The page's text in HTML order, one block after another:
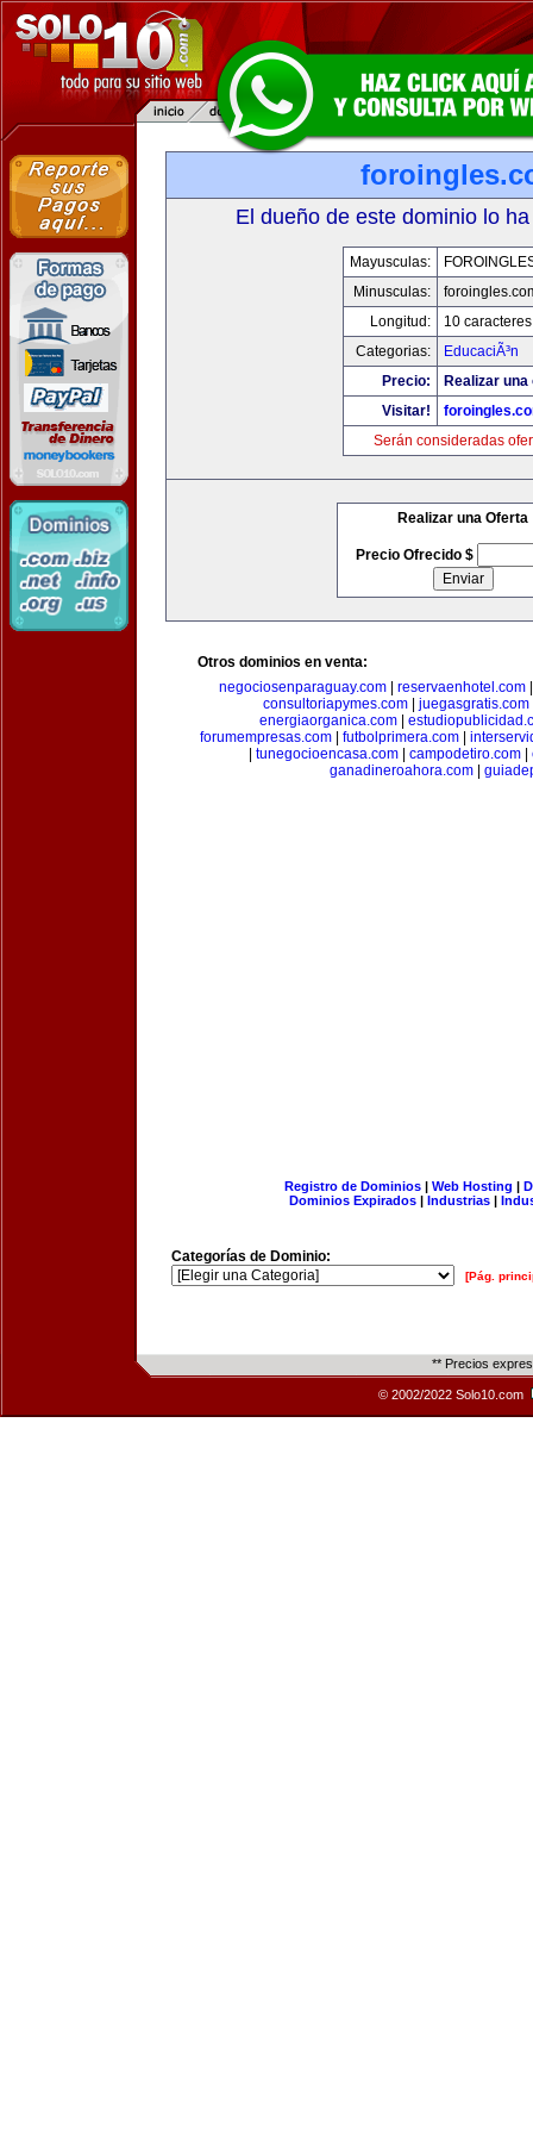
El dueño de este dominio lo
Mayusculas:
Minusculas:
Longitud:
10 caracteres
Categorias:
EducaciÃ³n
Precio:
Realizar
Visitar!
Serán consideradas
Realizar una Oferta
Precio Ofrecido $
Otros dominios en venta:
negociosenparaguay.com
reservaenhotel.com
consultoriapymes.com
juegasgratis.com
energiaorganica.com|
forumempresas.com
futbolprimera.com
tunegocioencasa.com| campodetiro.com|
ganadineroahora.com|
Registro de Dominios| Web Hosting |
Dominios Expirados | Industrias |
Categorías de Dominio:
[Pág.
** Precios
© 2002/2022 Solo10.com